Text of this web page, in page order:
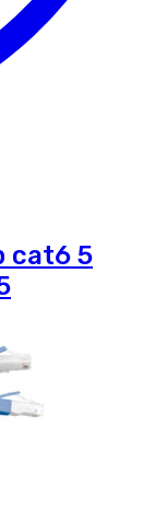
cat6 5